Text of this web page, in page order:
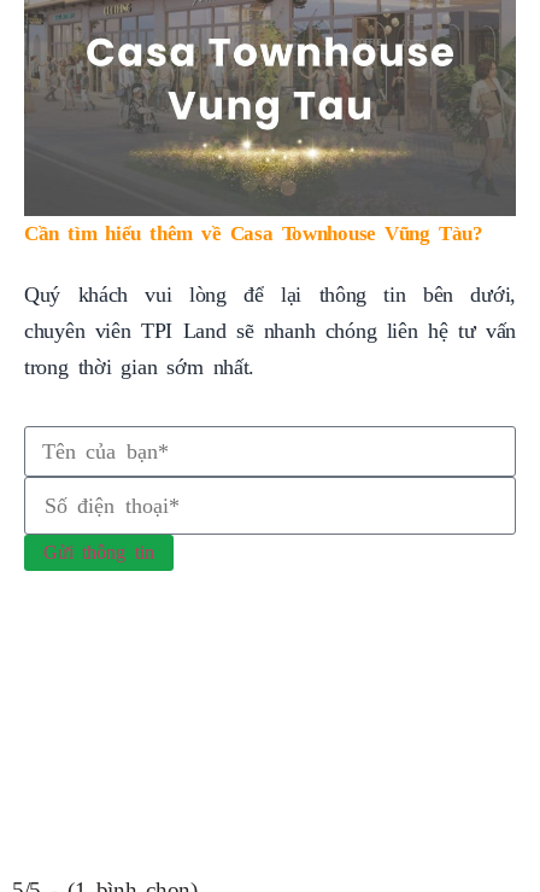
Cần tìm hiểu thêm về Casa Townhouse Vũng Tàu?
Quý khách vui lòng để lại thông tin bên dưới,
chuyên viên TPI Land sẽ nhanh chóng liên hệ tư vấn
trong thời gian sớm nhất.
Gửi thông tin